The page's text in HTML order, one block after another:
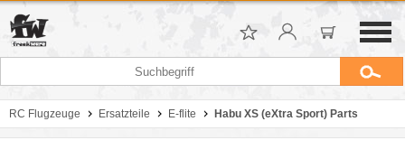
RC Flugzeuge Ersatzteile E-flite Habu XS (eXtra Sport) Parts